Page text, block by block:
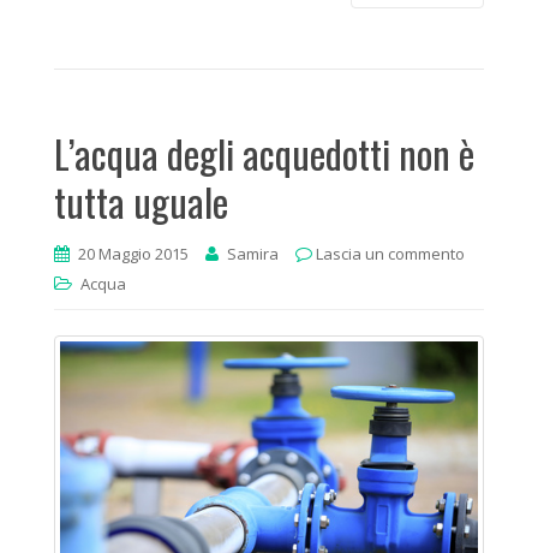
L’acqua degli acquedotti non è
tutta uguale
20 Maggio 2015 Samira
Lascia un commento
Acqua